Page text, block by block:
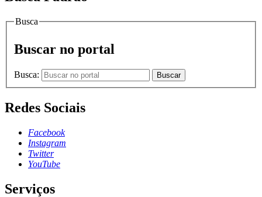
Busca
Buscar no portal
Busca: Buscar
Redes Sociais
Facebook
Instagram
Twitter
YouTube
Serviços